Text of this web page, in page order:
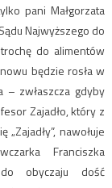
pani Małgorzata
Najwyższego do
do alimentów
będzie rosła w
– zwłaszcza gdyby
Zajadło, który z
nawołuje
Franciszka
obyczaju dość